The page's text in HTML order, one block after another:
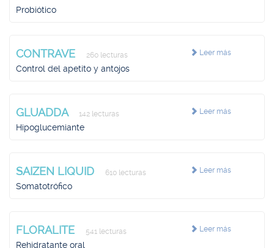
Probiótico
Leer más
CONTRAVE 260 lecturas
Control del apetito y antojos
Leer más
GLUADDA 142 lecturas
Hipoglucemiante
Leer más
SAIZEN LIQUID 610 lecturas
Somatotrófico
Leer más
FLORALITE 541 lecturas
Rehidratante oral